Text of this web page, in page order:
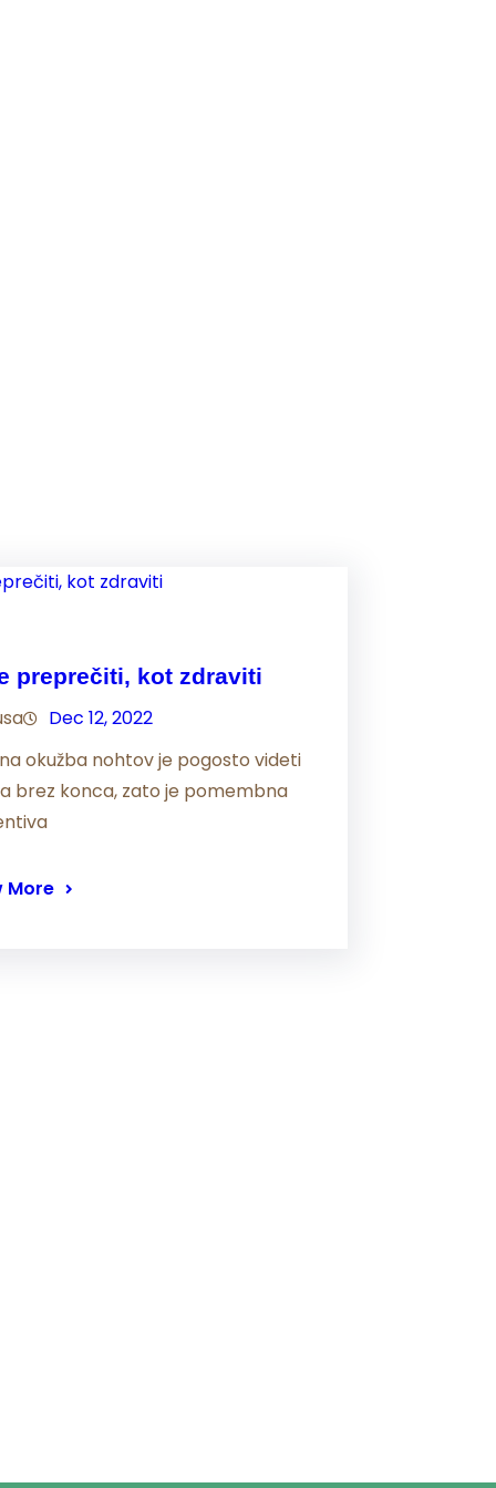
preprečiti, kot zdraviti
Dec 12, 2022
okužba nohtov je pogosto videti
brez konca, zato je pomembna
More